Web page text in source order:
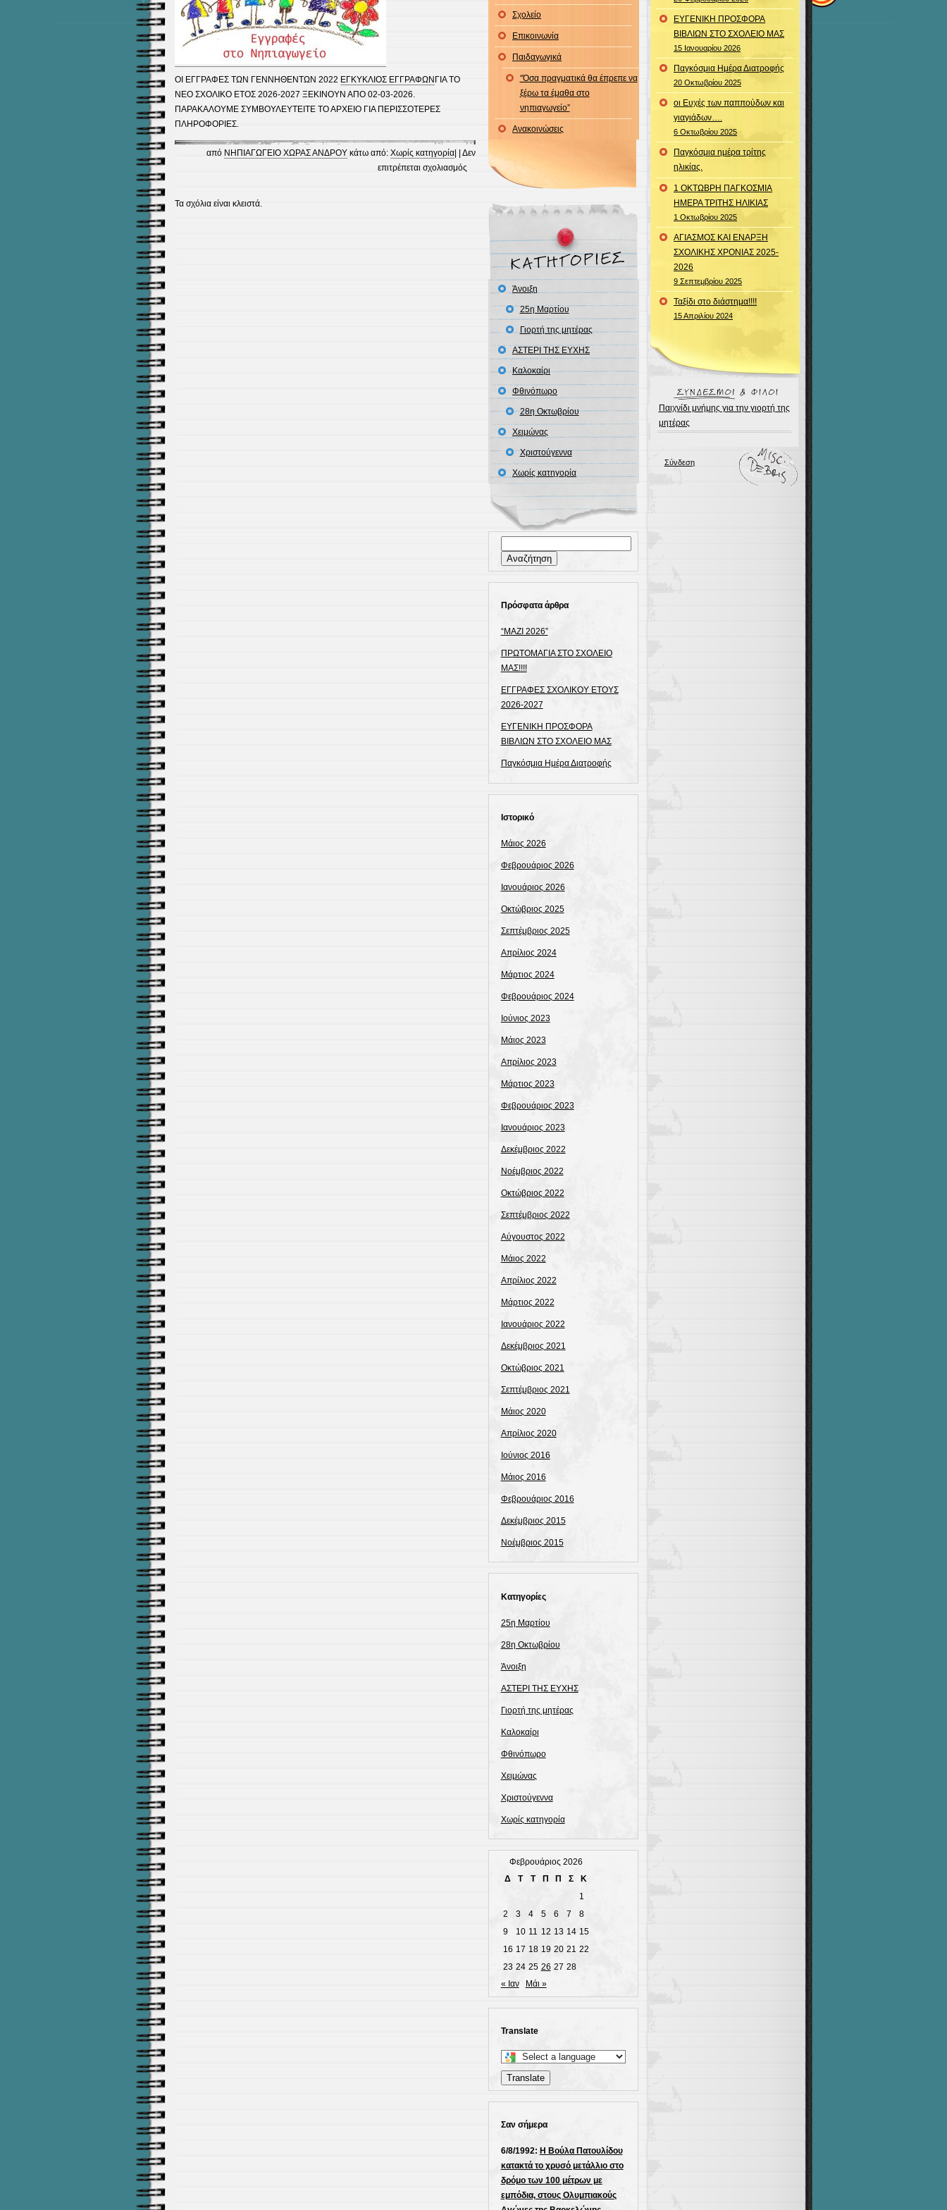
ΟΙ ΕΓΓΡΑΦΕΣ ΤΩΝ ΓΕΝΝΗΘΕΝΤΩΝ 2022 ΕΓΚΥΚΛΙΟΣ ΕΓΓΡΑΦΩΝ ΓΙΑ ΤΟ
ΝΕΟ ΣΧΟΛΙΚΟ ΕΤΟΣ 2026-2027 ΞΕΚΙΝΟΥΝ ΑΠΟ 02-03-2026.
ΠΑΡΑΚΑΛΟΥΜΕ ΣΥΜΒΟΥΛΕΥΤΕΙΤΕ ΤΟ ΑΡΧΕΙΟ ΓΙΑ ΠΕΡΙΣΣΟΤΕΡΕΣ
ΠΛΗΡΟΦΟΡΙΕΣ.
από ΝΗΠΙΑΓΩΓΕΙΟ ΧΩΡΑΣ ΑΝΔΡΟΥκάτω από: Χωρίς κατηγορία| | Δεν
επιτρέπεται σχολιασμόςστο
ΕΓΓΡΑΦΕΣ
ΕΤΟΥΣ
Τα σχόλια είναι κλειστά.
Σχολείο
Επικοινωνία
Παιδαγωγικά
“Όσα πραγματικά θα έπρεπε να
ξέρω τα έμαθα στο
νηπιαγωγείο”
Ανακοινώσεις
Άνοιξη
25η Μαρτίου
Γιορτή της μητέρας
ΑΣΤΕΡΙ ΤΗΣ ΕΥΧΗΣ
Καλοκαίρι
Φθινόπωρο
28η Οκτωβρίου
Χειμώνας
Χριστούγεννα
Χωρίς κατηγορία
για:
Πρόσφατα άρθρα
“ΜΑΖΙ 2026”
ΠΡΩΤΟΜΑΓΙΑ ΣΤΟ ΣΧΟΛΕΙΟ
ΜΑΣ!!!!
ΕΓΓΡΑΦΕΣ ΣΧΟΛΙΚΟΥ ΕΤΟΥΣ
2026-2027
ΕΥΓΕΝΙΚΗ ΠΡΟΣΦΟΡΑ
ΒΙΒΛΙΩΝ ΣΤΟ ΣΧΟΛΕΙΟ ΜΑΣ
Παγκόσμια Ημέρα Διατροφής
Ιστορικό
Μάιος 2026
Φεβρουάριος 2026
Ιανουάριος 2026
Οκτώβριος 2025
Σεπτέμβριος 2025
Απρίλιος 2024
Μάρτιος 2024
Φεβρουάριος 2024
Ιούνιος 2023
Μάιος 2023
Απρίλιος 2023
Μάρτιος 2023
Φεβρουάριος 2023
Ιανουάριος 2023
Δεκέμβριος 2022
Νοέμβριος 2022
Οκτώβριος 2022
Σεπτέμβριος 2022
Αύγουστος 2022
Μάιος 2022
Απρίλιος 2022
Μάρτιος 2022
Ιανουάριος 2022
Δεκέμβριος 2021
Οκτώβριος 2021
Σεπτέμβριος 2021
Μάιος 2020
Απρίλιος 2020
Ιούνιος 2016
Μάιος 2016
Φεβρουάριος 2016
Δεκέμβριος 2015
Νοέμβριος 2015
Kατηγορίες
25η Μαρτίου
28η Οκτωβρίου
Άνοιξη
ΑΣΤΕΡΙ ΤΗΣ ΕΥΧΗΣ
Γιορτή της μητέρας
Καλοκαίρι
Φθινόπωρο
Χειμώνας
Χριστούγεννα
Χωρίς κατηγορία
Φεβρουάριος 2026
Δ
Τ Τ Π Π Σ
Κ
1
2
3 4 5 6 7
8
9
10 11 12 13 14 15
16 17 18 19 20 21 22
23 24 25 26 27 28
« Ιαν
Μάι »
Translate
Select
a
language
to
this
page
Translate
Σαν σήμερα
6/8/1992: Η Βούλα Πατουλίδου
κατακτά το χρυσό μετάλλιο στο
δρόμο των 100 μέτρων με
εμπόδια, στους Ολυμπιακούς
ΕΥΓΕΝΙΚΗ ΠΡΟΣΦΟΡΑ
ΒΙΒΛΙΩΝ ΣΤΟ ΣΧΟΛΕΙΟ ΜΑΣ
15 Ιανουαρίου 2026
Παγκόσμια Ημέρα Διατροφής
20 Οκτωβρίου 2025
οι Ευχές των παππούδων και
γιαγιάδων….
6 Οκτωβρίου 2025
Παγκόσμια ημέρα τρίτης
ηλικίας.
1 ΟΚΤΩΒΡΗ ΠΑΓΚΟΣΜΙΑ
ΗΜΕΡΑ ΤΡΙΤΗΣ ΗΛΙΚΙΑΣ
1 Οκτωβρίου 2025
ΑΓΙΑΣΜΟΣ ΚΑΙ ΕΝΑΡΞΗ
ΣΧΟΛΙΚΗΣ ΧΡΟΝΙΑΣ 2025-
2026
9 Σεπτεμβρίου 2025
Ταξίδι στο διάστημα!!!!
15 Απριλίου 2024
Παιχνίδι μνήμης για την γιορτή της
μητέρας
Σύνδεση